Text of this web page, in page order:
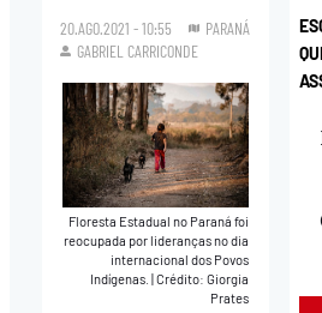
20.AGO.2021 - 10:55
PARANÁ
GABRIEL CARRICONDE
Floresta Estadual no Paraná foi
reocupada por lideranças no dia
internacional dos Povos
Indígenas.|Crédito: Giorgia
Prates